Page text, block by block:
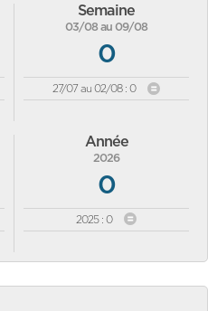
Semaine
03/08 au 09/08
0
27/07 au 02/08 : 0
Année
2026
0
2025 : 0